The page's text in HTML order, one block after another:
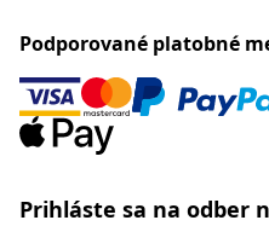
Podporované platobné
Prihláste sa na odber